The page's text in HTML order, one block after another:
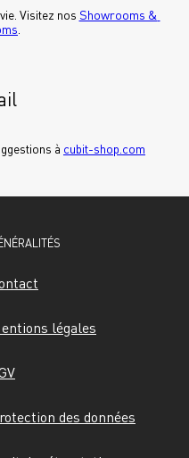
Visitez nos Showrooms &
à cubit-shop.com
légales
des données